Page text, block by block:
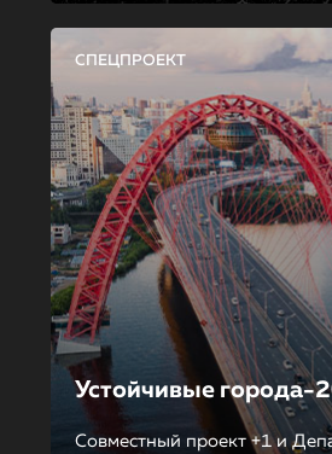
СПЕЦПРОЕКТ
Устойчивые города-
Совместный проект +1 и